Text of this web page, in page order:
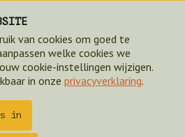
van cookies om goed te
welke cookies we
cookie-instellingen wijzigen.
in onze privacyverklaring.
in